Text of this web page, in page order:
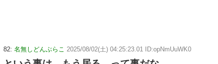
82: 名無しどんぶらこ 2025/08/02(土) 04:25:23.01 ID:opNmUuWK0